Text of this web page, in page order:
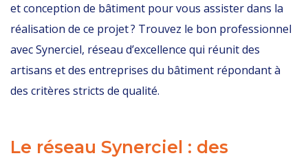
et conception de bâtiment pour vous assister dans la
réalisation de ce projet ? Trouvez le bon professionnel
avec Synerciel, réseau d’excellence qui réunit des
artisans et des entreprises du bâtiment répondant à
des critères stricts de qualité.
Le réseau Synerciel : des